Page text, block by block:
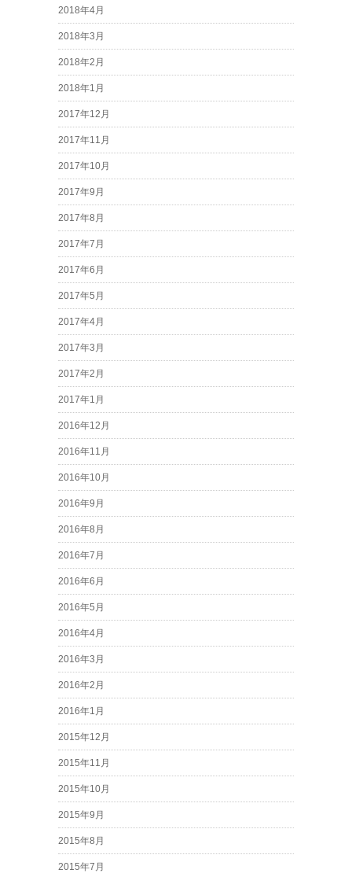
2018年4月
2018年3月
2018年2月
2018年1月
2017年12月
2017年11月
2017年10月
2017年9月
2017年8月
2017年7月
2017年6月
2017年5月
2017年4月
2017年3月
2017年2月
2017年1月
2016年12月
2016年11月
2016年10月
2016年9月
2016年8月
2016年7月
2016年6月
2016年5月
2016年4月
2016年3月
2016年2月
2016年1月
2015年12月
2015年11月
2015年10月
2015年9月
2015年8月
2015年7月